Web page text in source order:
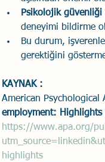
Psikolojik güvenliği
deneyimi bildirme
Bu durum,
gerektiğini
KAYNAK :
American Psychological
employment: Highlights
https://www.apa.org/
highlights